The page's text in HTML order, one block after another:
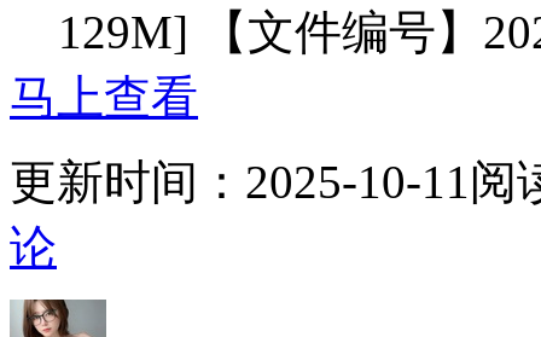
129M] 【文件编号】
马上查看
更新时间： 2025-10-11阅
论